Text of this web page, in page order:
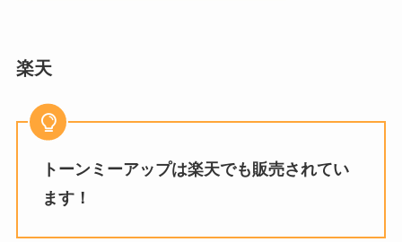
楽天
トーンミーアップは楽天でも販売されてい
ます！